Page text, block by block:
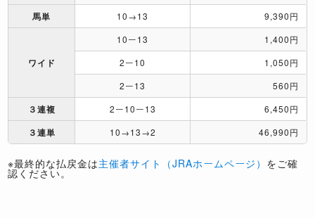
馬単 10→13 9,390円
ワイド
10ー13
1,400円
2ー10
1,050円
2ー13
560円
３連複 2ー10ー13 6,450円
３連単 10→13→2 46,990円
※最終的な払戻金は主催者サイト（JRAホームページ） をご確
認ください。